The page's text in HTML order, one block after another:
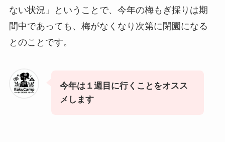
ない状況」ということで、今年の梅もぎ採りは期
間中であっても、梅がなくなり次第に閉園になる
とのことです。
今年は１週目に行くことをオスス
メします